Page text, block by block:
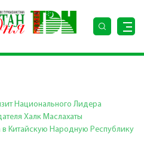
Национального Лидера
Халк Маслахаты
в Китайскую Народную Республику